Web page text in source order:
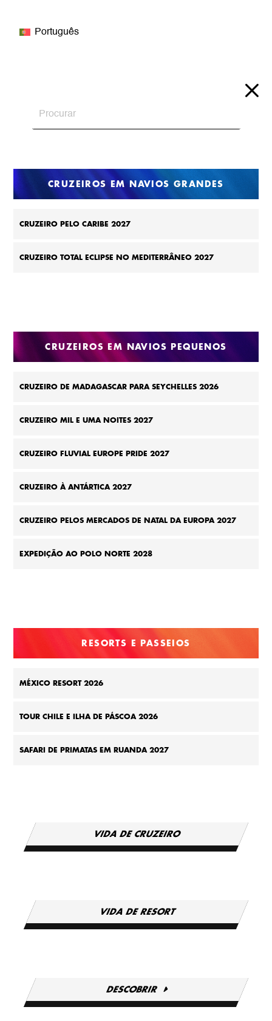
Português
CRUZEIROS EM NAVIOS GRANDES
CRUZEIRO PELO CARIBE 2027
CRUZEIRO TOTAL ECLIPSE NO MEDITERRÂNEO 2027
CRUZEIROS EM NAVIOS PEQUENOS
CRUZEIRO DE MADAGASCAR PARA SEYCHELLES 2026
CRUZEIRO MIL E UMA NOITES 2027
CRUZEIRO FLUVIAL EUROPE PRIDE 2027
CRUZEIRO À ANTÁRTICA 2027
CRUZEIRO PELOS MERCADOS DE NATAL DA EUROPA 2027
EXPEDIÇÃO AO POLO NORTE 2028
RESORTS E PASSEIOS
MÉXICO RESORT 2026
TOUR CHILE E ILHA DE PÁSCOA 2026
SAFARI DE PRIMATAS EM RUANDA 2027
VIDA DE CRUZEIRO
VIDA DE RESORT
DESCOBRIR